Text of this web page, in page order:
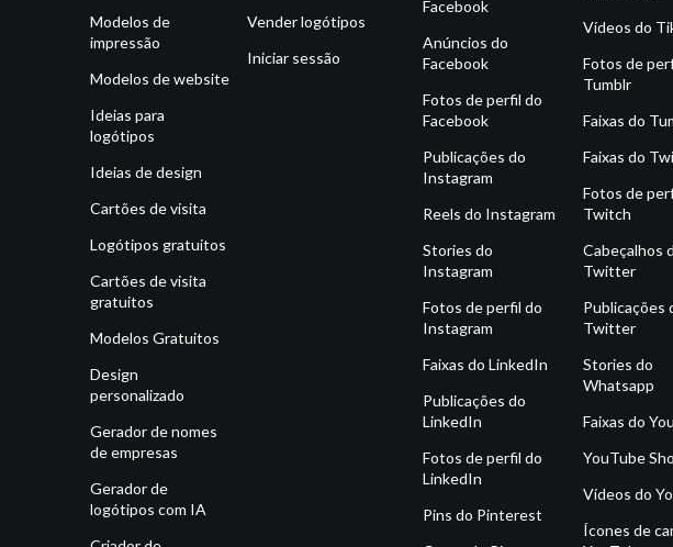
Modelos de
impressão
Modelos de website
Ideias para
logótipos
Ideias de design
Cartões de visita
Logótipos gratuitos
Cartões de visita
gratuitos
Modelos Gratuitos
Design
personalizado
Gerador de nomes
de empresas
Gerador de
logótipos com IA
Vender logótipos
Iniciar sessão
Facebook
Anúncios do
Facebook
Fotos de perfil do
Facebook
Publicações do
Instagram
Reels do Instagram
Stories do
Instagram
Fotos de perfil do
Instagram
Faixas do LinkedIn
Publicações do
LinkedIn
Fotos de perfil do
LinkedIn
Pins do Pinterest
Vídeos do
Fotos de
Tumblr
Faixas do
Faixas do
Fotos de
Twitch
Cabeçalhos
Twitter
Publicações
Twitter
Stories do
Whatsapp
Faixas do
YouTube
Vídeos do
Ícones de